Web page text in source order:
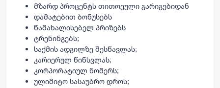
მზარდ პროცენტს თითოეული გარიგებიდან
დამატებით ბონუსებს
წამახალისებელ პრიზებს
ტრენინგებს;
საქმის ადგილზე შესწავლას;
კარიერულ წინსვლას;
კორპორატიულ ნომერს;
ულიმიტო სასაუბრო დროს;